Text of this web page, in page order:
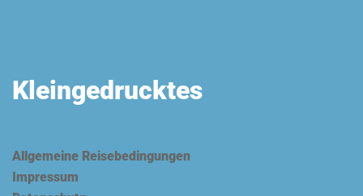
Kleingedrucktes
Allgemeine Reisebedingungen
Impressum